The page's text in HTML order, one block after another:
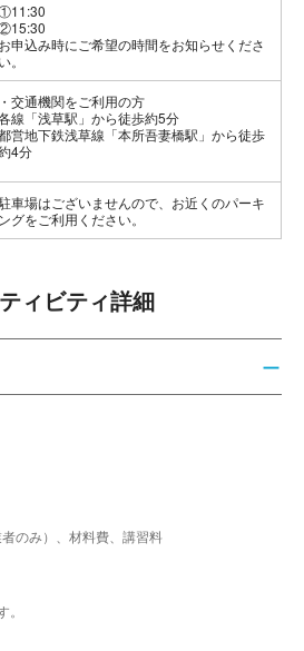
お申込み時にご希望の時間をお知らせくださ
い。
交通機関をご利用の方
線「浅草駅」から徒歩約5分
営地下鉄浅草線「本所吾妻橋駅」から徒歩
4分
車場はございませんので、お近くのパーキ
ングをご利用ください。
ィビティ詳細
のみ）、材料費、講習料